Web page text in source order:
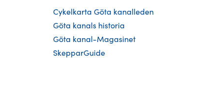
Cykelkarta Göta kanalleden
Göta kanals historia
Göta kanal-Magasinet
SkepparGuide